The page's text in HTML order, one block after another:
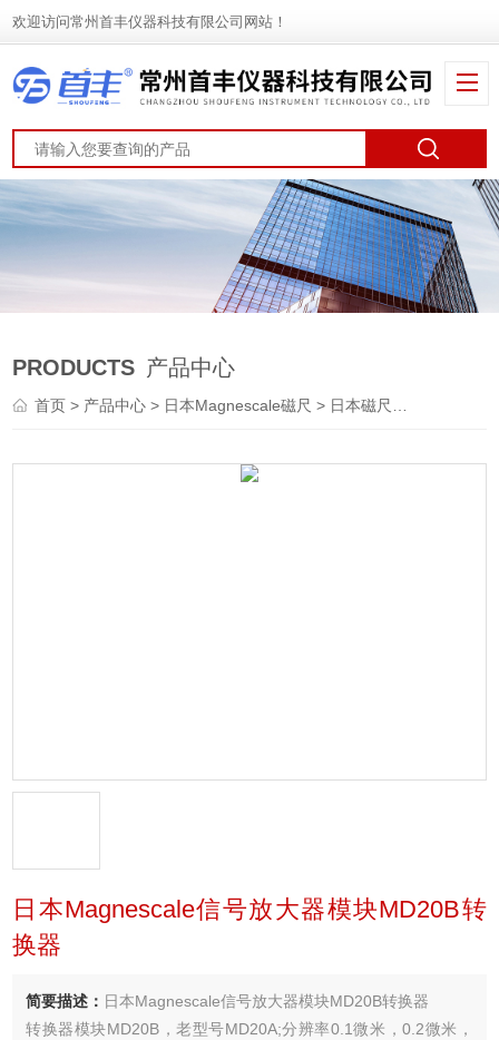
欢迎访问常州首丰仪器科技有限公司网站！
PRODUCTS 产品中心
首页> 产品中心 > 日本Magnescale磁尺 > 日本磁尺放大器
日本Magnescale信号放大器模块MD20B转
换器
简要描述： 日本Magnescale信号放大器模块MD20B转换器
转换器模块MD20B，老型号MD20A;分辨率0.1微米，0.2微米，